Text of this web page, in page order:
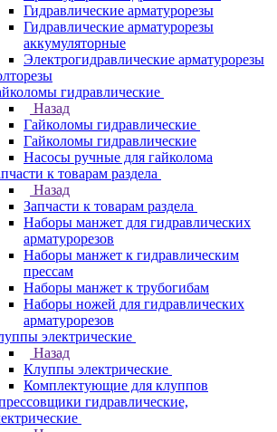
Гидравлические арматурорезы
Гидравлические арматурорезы
аккумуляторные
Электрогидравлические арматурорезы
гидравлические
Назад
Гайколомы гидравлические
Гайколомы гидравлические
Насосы ручные для гайколома
к товарам раздела
Назад
Запчасти к товарам раздела
Наборы манжет для гидравлических
арматурорезов
Наборы манжет к гидравлическим
прессам
Наборы манжет к трубогибам
Наборы ножей для гидравлических
арматурорезов
электрические
Назад
Клуппы электрические
Комплектующие для клуппов
гидравлические,